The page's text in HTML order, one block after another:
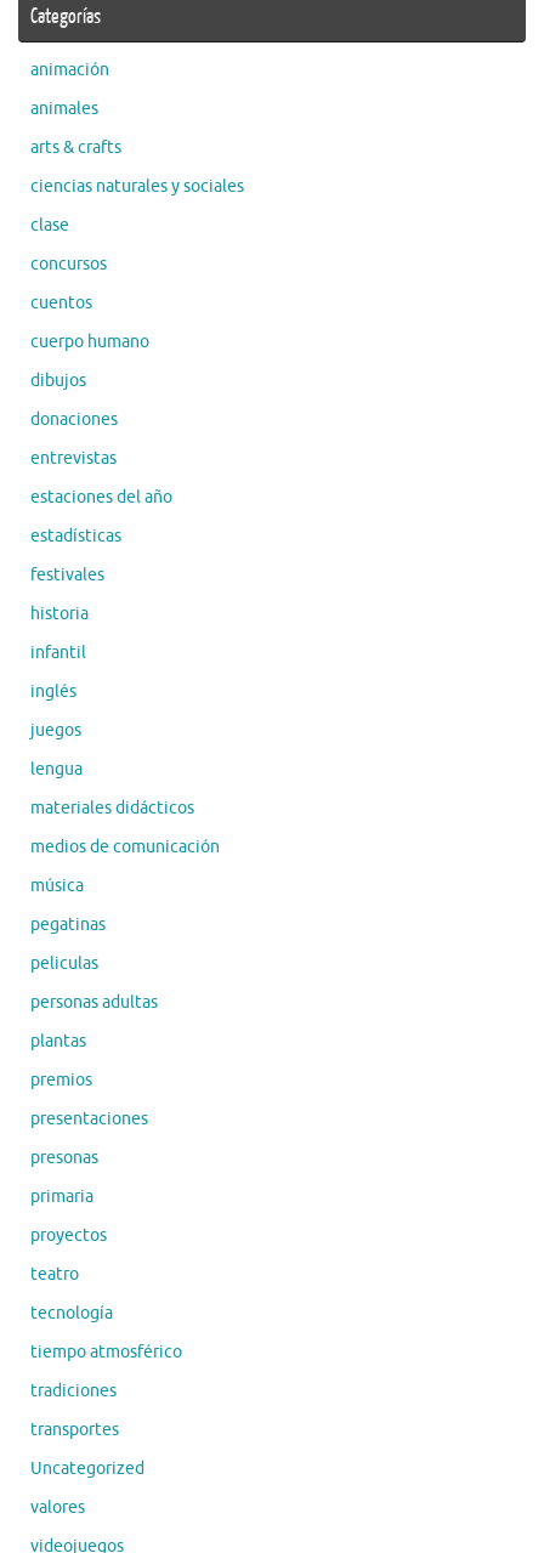
Categorías
animación
animales
arts & crafts
ciencias naturales y sociales
clase
concursos
cuentos
cuerpo humano
dibujos
donaciones
entrevistas
estaciones del año
estadísticas
festivales
historia
infantil
inglés
juegos
lengua
materiales didácticos
medios de comunicación
música
pegatinas
peliculas
personas adultas
plantas
premios
presentaciones
presonas
primaria
proyectos
teatro
tecnología
tiempo atmosférico
tradiciones
transportes
Uncategorized
valores
videojuegos